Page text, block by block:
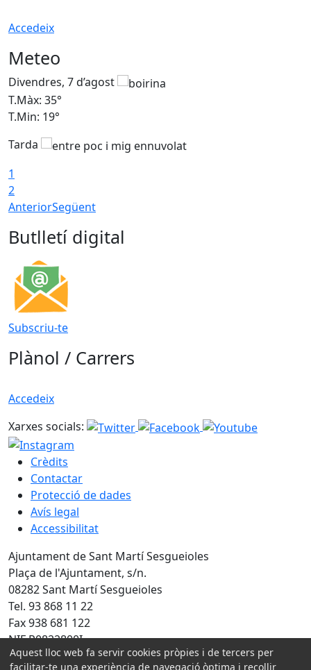
Accedeix
Meteo
Divendres, 7 d’agost
T.Màx: 35°
T.Min: 19°
Tarda
1
2
AnteriorSegüent
Butlletí digital
Subscriu-te
Plànol / Carrers
Accedeix
Xarxes socials:
Crèdits
Contactar
Protecció de dades
Avís legal
Accessibilitat
Ajuntament de Sant Martí Sesgueioles
Plaça de l'Ajuntament, s/n.
08282 Sant Martí Sesgueioles
Tel. 93 868 11 22
Fax 938 681 122
NIF P0822800I
Aquest lloc web fa servir cookies pròpies i de tercers per
facilitar-te una experiència de navegació òptima i recollir